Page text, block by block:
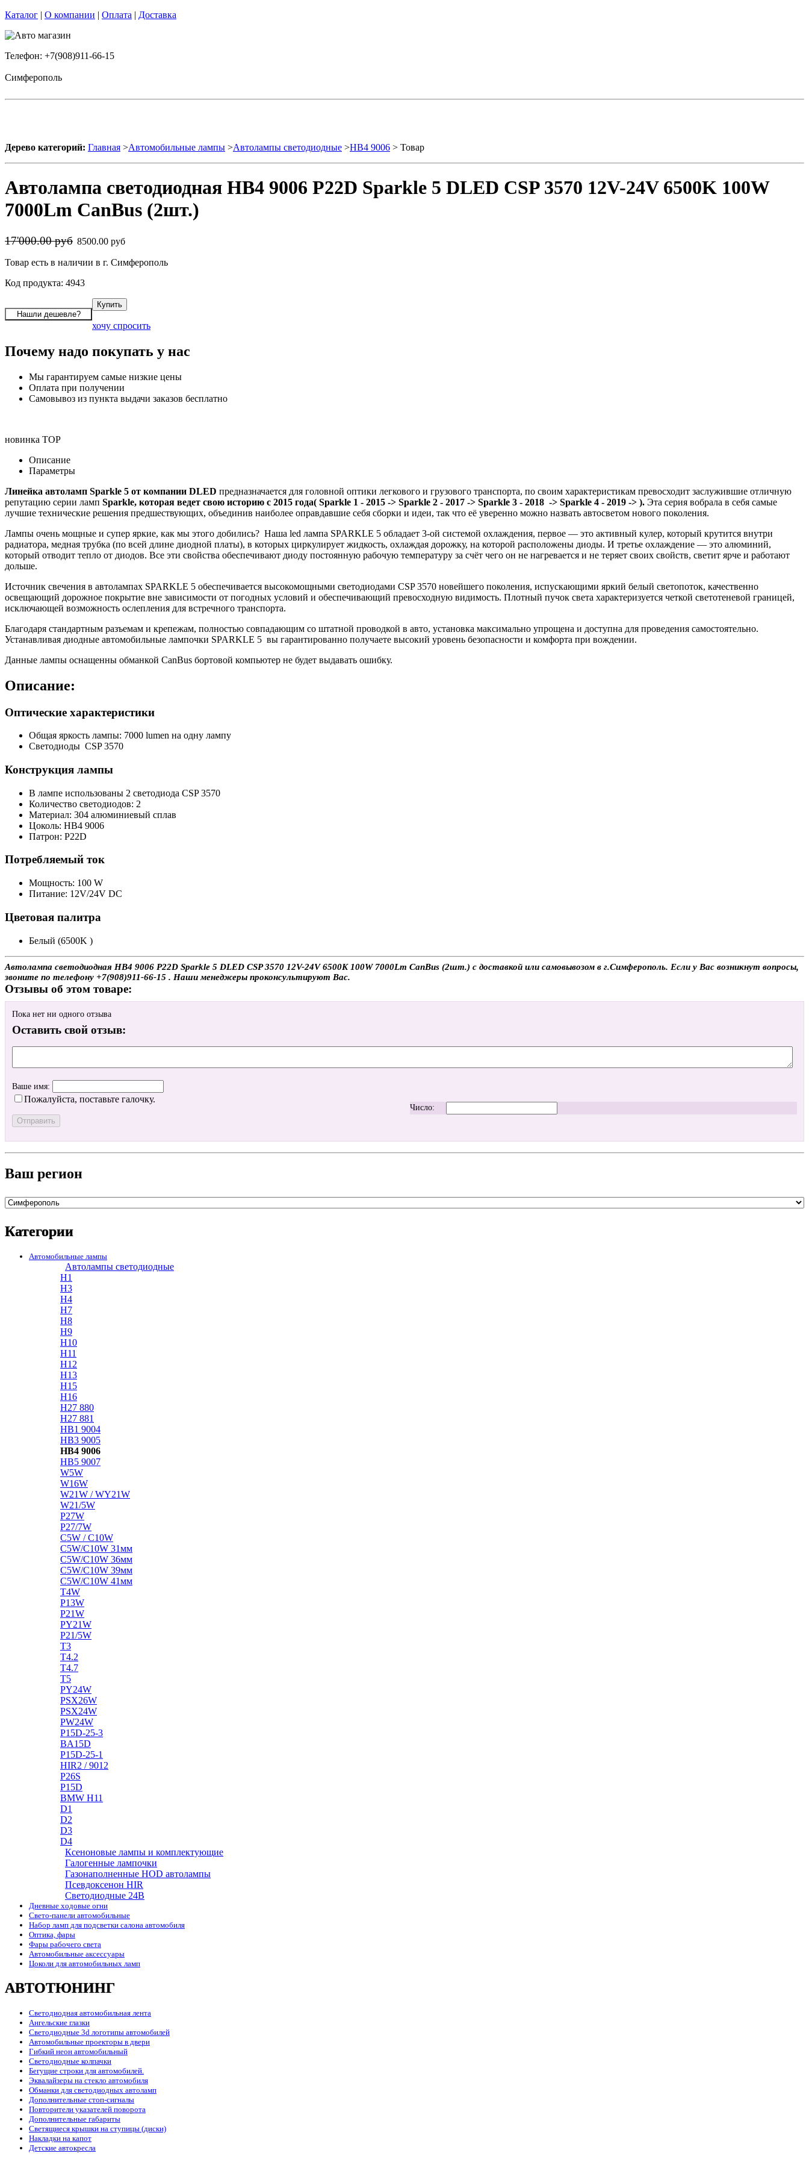
Каталог | О компании | Оплата | Доставка
Телефон: +7(908)911-66-15
Симферополь
Дерево категорий: Главная >Автомобильные лампы >Автолампы светодиодные >HB4 9006 > Товар
Автолампа светодиодная HB4 9006 P22D Sparkle 5 DLED CSP 3570 12V-24V 6500K 100W
7000Lm CanBus (2шт.)
17'000.00 руб 8500.00 руб
Товар есть в наличии в г. Симферополь
Код продукта: 4943
хочу спросить
Почему надо покупать у нас
Мы гарантируем самые низкие цены
Оплата при получении
Самовывоз из пункта выдачи заказов бесплатно
новинка TOP
Описание
Параметры
Линейка автоламп Sparkle 5 от компании DLED предназначается для головной оптики легкового и грузового транспорта, по своим характеристикам превосходит заслужившие отличную
репутацию серии ламп Sparkle, которая ведет свою историю с 2015 года( Sparkle 1 - 2015 -> Sparkle 2 - 2017 -> Sparkle 3 - 2018 -> Sparkle 4 - 2019 -> ). Эта серия вобрала в себя самые
лучшие технические решения предшествующих, объединив наиболее оправдавшие себя сборки и идеи, так что её уверенно можно назвать автосветом нового поколения.
Лампы очень мощные и супер яркие, как мы этого добились? Наша led лампа SPARKLE 5 обладает 3-ой системой охлаждения, первое — это активный кулер, который крутится внутри
радиатора, медная трубка (по всей длине диодной платы), в которых циркулирует жидкость, охлаждая дорожку, на которой расположены диоды. И третье охлаждение — это алюминий,
который отводит тепло от диодов. Все эти свойства обеспечивают диоду постоянную рабочую температуру за счёт чего он не нагревается и не теряет своих свойств, светит ярче и работают
дольше.
Источник свечения в автолампах SPARKLE 5 обеспечивается высокомощными светодиодами CSP 3570 новейшего поколения, испускающими яркий белый светопоток, качественно
освещающий дорожное покрытие вне зависимости от погодных условий и обеспечивающий превосходную видимость. Плотный пучок света характеризуется четкой светотеневой границей,
исключающей возможность ослепления для встречного транспорта.
Благодаря стандартным разъемам и крепежам, полностью совпадающим со штатной проводкой в авто, установка максимально упрощена и доступна для проведения самостоятельно.
Устанавливая диодные автомобильные лампочки SPARKLE 5 вы гарантированно получаете высокий уровень безопасности и комфорта при вождении.
Данные лампы оснащенны обманкой CanBus бортовой компьютер не будет выдавать ошибку.
Описание:
Оптические характеристики
Общая яркость лампы: 7000 lumen на одну лампу
Светодиоды CSP 3570
Конструкция лампы
В лампе использованы 2 светодиода CSP 3570
Количество светодиодов: 2
Материал: 304 алюминиевый сплав
Цоколь: HB4 9006
Патрон: P22D
Потребляемый ток
Мощность: 100 W
Питание: 12V/24V DC
Цветовая палитра
Белый (6500K )
Автолампа светодиодная HB4 9006 P22D Sparkle 5 DLED CSP 3570 12V-24V 6500K 100W 7000Lm CanBus (2шт.) с доставкой или самовывозом в г.Симферополь. Если у Вас возникнут вопросы,
звоните по телефону +7(908)911-66-15 . Наши менеджеры проконсультируют Вас.
Отзывы об этом товаре:
Пока нет ни одного отзыва
Оставить свой отзыв:
Ваше имя:
Пожалуйста, поставьте галочку.
Число:
Ваш регион
Категории
Автомобильные лампы
Автолампы светодиодные
H1
H3
H4
H7
H8
H9
H10
H11
H12
H13
H15
H16
H27 880
H27 881
HB1 9004
HB3 9005
HB4 9006
HB5 9007
W5W
W16W
W21W / WY21W
W21/5W
P27W
P27/7W
C5W / C10W
C5W/C10W 31мм
C5W/C10W 36мм
C5W/C10W 39мм
C5W/C10W 41мм
T4W
P13W
P21W
PY21W
P21/5W
T3
T4.2
T4.7
T5
PY24W
PSX26W
PSX24W
PW24W
P15D-25-3
BA15D
P15D-25-1
HIR2 / 9012
P26S
P15D
BMW H11
D1
D2
D3
D4
Ксеноновые лампы и комплектующие
Галогенные лампочки
Газонаполненные HOD автолампы
Псевдоксенон HIR
Cветодиодные 24B
Дневные ходовые огни
Свето-панели автомобильные
Набор ламп для подсветки салона автомобиля
Оптика, фары
Фары рабочего света
Автомобильные аксессуары
Цоколи для автомобильных ламп
АВТОТЮНИНГ
Светодиодная автомобильная лента
Ангельские глазки
Светодиодные 3d логотипы автомобилей
Автомобильные проекторы в двери
Гибкий неон автомобильный
Светодиодные колпачки
Бегущие строки для автомобилей.
Эквалайзеры на стекло автомобиля
Обманки для светодиодных автоламп
Дополнительные стоп-сигналы
Повторители указателей поворота
Дополнительные габариты
Светящиеся крышки на ступицы (диски)
Накладки на капот
Детские автокресла